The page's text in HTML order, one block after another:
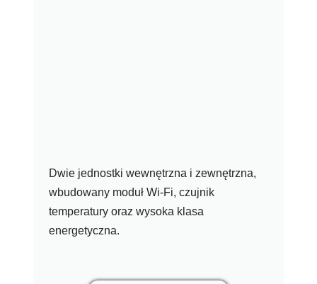
Dwie jednostki wewnętrzna i zewnętrzna,
wbudowany moduł Wi-Fi, czujnik
temperatury oraz wysoka klasa
energetyczna.